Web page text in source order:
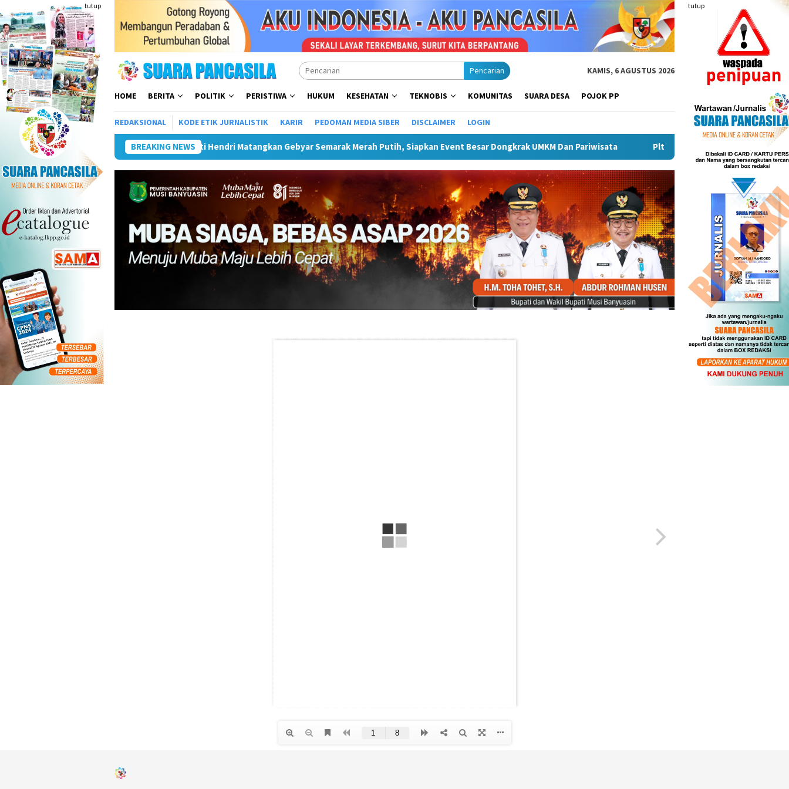
ke
konten
tutup tutup
Pencarian KAMIS, 6 AGUSTUS 2026
HOME BERITA POLITIK PERISTIWA HUKUM KESEHATAN TEKNOBIS KOMUNITAS SUARA DESA POJOK PP
REDAKSIONAL KODE ETIK JURNALISTIK KARIR PEDOMAN MEDIA SIBER DISCLAIMER LOGIN
BREAKING NEWS
Rumija Plt Bupati Hendri Matangkan Gebyar Semarak Merah Putih, Siapkan Event Besar Dongkrak UMKM Dan Pariwisata Plt Bupati Hendri Dukung Percepatan Penyaluran DAK